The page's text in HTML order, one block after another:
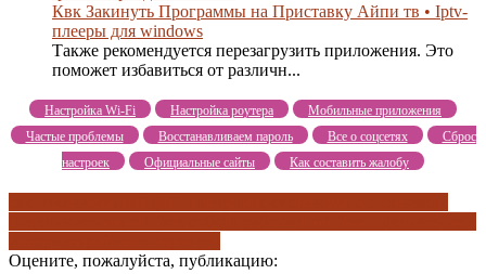
Квк Закинуть Программы на Приставку Айпи тв • Iptv-
плееры для windows
Также рекомендуется перезагрузить приложения. Это
поможет избавиться от различн...
Настройка Wi-Fi Настройка роутера
Мобильные приложения
Частые проблемы
Восстанавливаем пароль Все о соцсетях
Сброс
настроек
Официальные сайты Как составить жалобу
Оцените, пожалуйста, публикацию: